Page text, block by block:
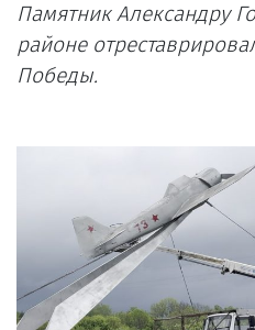
Памятник Александру
районе
Победы.